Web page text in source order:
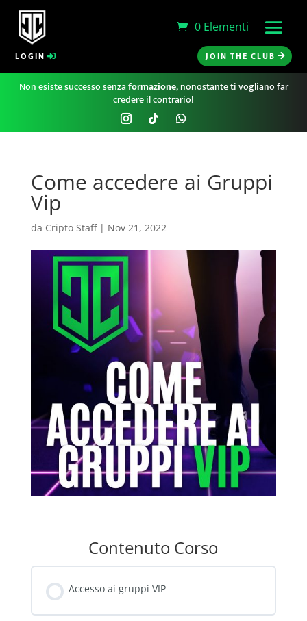
0 Elementi
LOGIN JOIN THE CLUB
Non esiste successo senzaformazione, nonostante ti vogliano far
credere il contrario!
Come accedere ai Gruppi
Vip
da Cripto Staff| Nov 21, 2022
Contenuto Corso
Accesso ai gruppi VIP